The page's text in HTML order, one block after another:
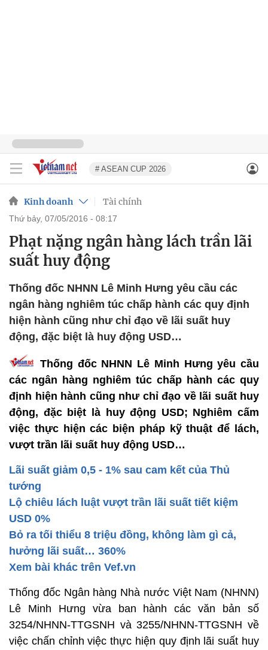
# ASEAN CUP 2026
Kinh doanh Tài chính
thứ bảy, 07/05/2016 - 08:17
Phạt nặng ngân hàng lách trần lãi
suất huy động
Thống đốc NHNN Lê Minh Hưng yêu cầu các
ngân hàng nghiêm túc chấp hành các quy định
hiện hành cũng như chỉ đạo về lãi suất huy
động, đặc biệt là huy động USD…
Thống đốc NHNN Lê Minh Hưng yêu cầu
các ngân hàng nghiêm túc chấp hành các quy
định hiện hành cũng như chỉ đạo về lãi suất huy
động, đặc biệt là huy động USD; Nghiêm cấm
việc thực hiện các biện pháp kỹ thuật để lách,
vượt trần lãi suất huy động USD…
Lãi suất giảm 0,5 - 1% sau cam kết của Thủ
tướng
Lộ chiêu lách luật vượt trần lãi suất tiết kiệm
USD 0%
Bỏ ra tối thiểu 8 triệu đồng, không làm gì cả,
hưởng lãi suất… 360%
Xem bài khác trên Vef.vn
Thống đốc Ngân hàng Nhà nước Việt Nam (NHNN)
Lê Minh Hưng vừa ban hành các văn bản số
3254/NHNN-TTGSNH và 3255/NHNN-TTGSNH về
việc chấn chỉnh việc thực hiện quy định lãi suất huy